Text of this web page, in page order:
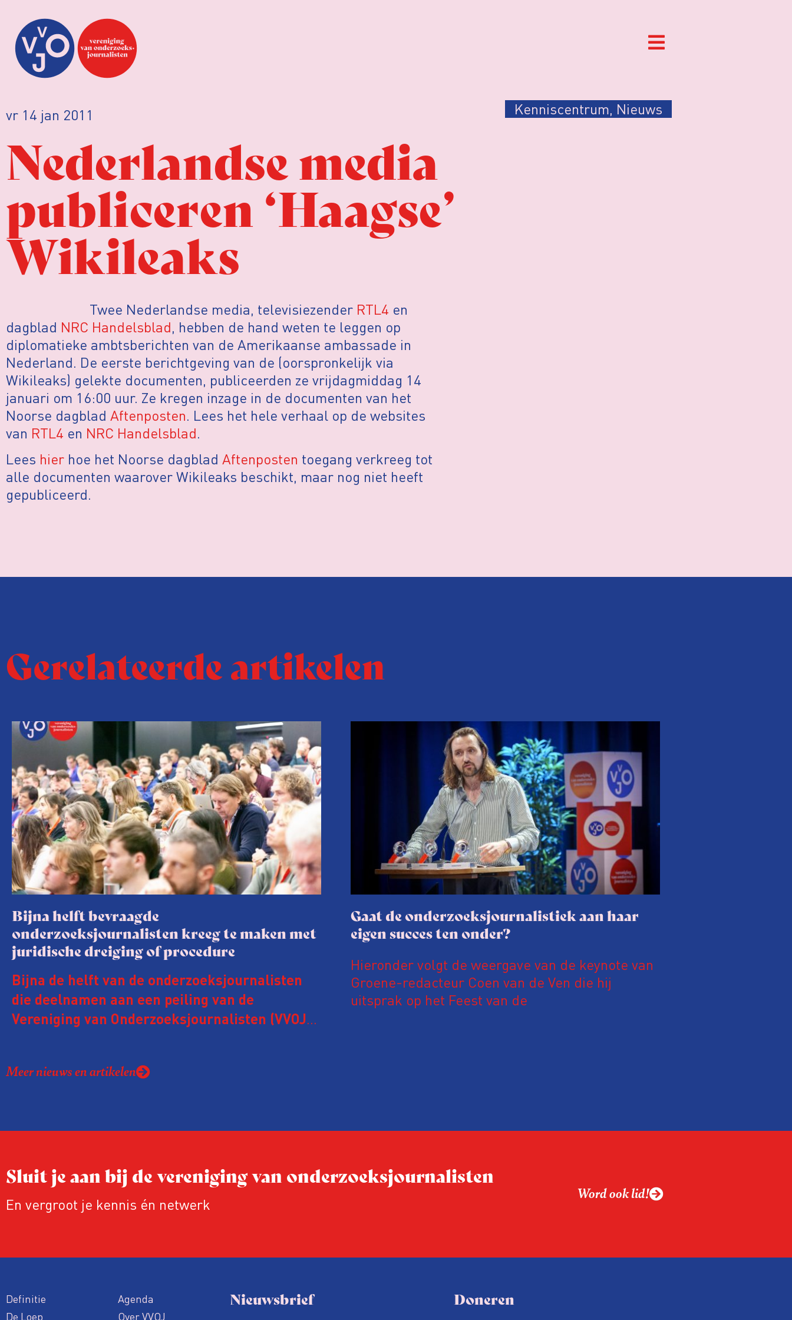
vr 14 jan 2011 Kenniscentrum, Nieuws
Nederlandse media
publiceren ‘Haagse’
Wikileaks
Twee Nederlandse media, televisiezender RTL4 en
dagblad NRC Handelsblad, hebben de hand weten te leggen op
diplomatieke ambtsberichten van de Amerikaanse ambassade in
Nederland. De eerste berichtgeving van de (oorspronkelijk via
Wikileaks) gelekte documenten, publiceerden ze vrijdagmiddag 14
januari om 16:00 uur. Ze kregen inzage in de documenten van het
Noorse dagblad Aftenposten. Lees het hele verhaal op de websites
van RTL4 en NRC Handelsblad.
Lees hier hoe het Noorse dagblad Aftenposten toegang verkreeg tot
alle documenten waarover Wikileaks beschikt, maar nog niet heeft
gepubliceerd.
Gerelateerde artikelen
Bijna helft bevraagde
onderzoeksjournalisten kreeg te maken met
juridische dreiging of procedure
Bijna de helft van de onderzoeksjournalisten
die deelnamen aan een peiling van de
Vereniging van Onderzoeksjournalisten (VVOJ)
rond het eigen werk. Dat kost journalisten tijd,
Gaat de onderzoeksjournalistiek aan haar
eigen succes ten onder?
Hieronder volgt de weergave van de keynote van
Groene-redacteur Coen van de Ven die hij
uitsprak op het Feest van de
Hoe moet de journalistiek omgaan met een
steeds onverschilligere macht?
Meer nieuws en artikelen
Sluit je aan bij de vereniging van onderzoeksjournalisten
En vergroot je kennis én netwerk
Word ook lid!
Definitie
De Loep
Agenda
Over VVOJ
Nieuwsbrief Doneren